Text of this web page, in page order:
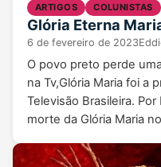
ARTIGOS COLUNISTAS
Glória Eterna
6 de fevereiro de 2023
O povo preto perde
na Tv,Glória Maria foi a
Televisão Brasileira.
morte da Glória Maria